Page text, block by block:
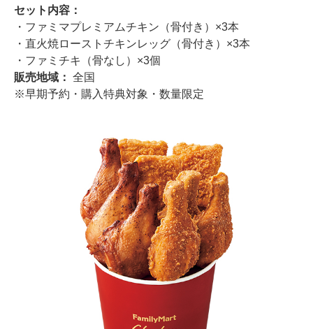
セット内容：
・ファミマプレミアムチキン（骨付き）×3本
・直火焼ローストチキンレッグ（骨付き）×3本
・ファミチキ（骨なし）×3個
販売地域： 全国
※早期予約・購入特典対象・数量限定